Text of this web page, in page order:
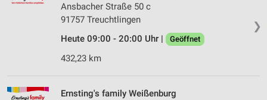
❯
Ansbacher Straße 50 c
91757 Treuchtlingen
Heute 09:00 - 20:00 Uhr |
Geöffnet
432,23 km
Ernsting's family Weißenburg